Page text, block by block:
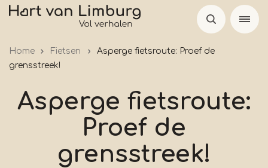
Overslaan
gaan
Home Fietsen
Asperge fietsroute: Proef de
grensstreek!
Asperge fietsroute:
Proef de
grensstreek!